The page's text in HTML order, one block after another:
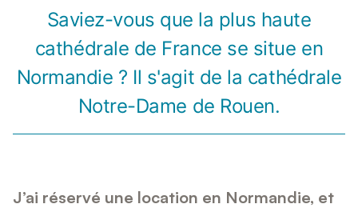
Saviez-vous que la plus haute
cathédrale de France se situe en
Normandie ? Il s'agit de la cathédrale
Notre-Dame de Rouen.
J’ai réservé une location en Normandie, et